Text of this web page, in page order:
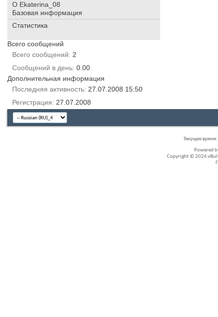
О Ekaterina_08
Базовая информация
Статистика
Всего сообщений
Всего сообщений
2
Сообщений в день 0.00
Дополнительная информация
Последняя активность 27.07.2008 15:50
Регистрация
27.07.2008
Текущее время:
Powered
Copyright © 2026